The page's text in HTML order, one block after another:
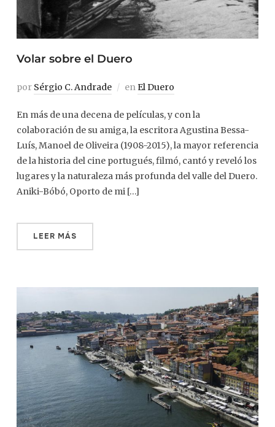
Volar sobre el Duero
por Sérgio C. Andrade en El Duero
En más de una decena de películas, y con la
colaboración de su amiga, la escritora Agustina Bessa-
Luís, Manoel de Oliveira (1908-2015), la mayor referencia
de la historia del cine portugués, filmó, cantó y reveló los
lugares y la naturaleza más profunda del valle del Duero.
Aniki-Bóbó, Oporto de mi […]
LEER MÁS